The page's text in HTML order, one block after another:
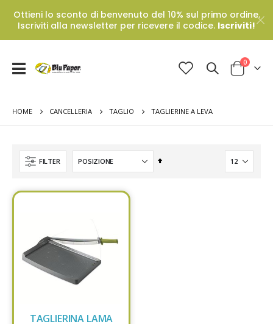
Ottieni lo sconto di benvenuto del 10% sul primo ordine.
Iscriviti alla newsletter per ricevere il codice. Iscriviti!
Toggle
Cart
0Prodotti
HOME CANCELLERIA TAGLIO TAGLIERINE A LEVA
FILTER
Set
TAGLIERINA LAMA